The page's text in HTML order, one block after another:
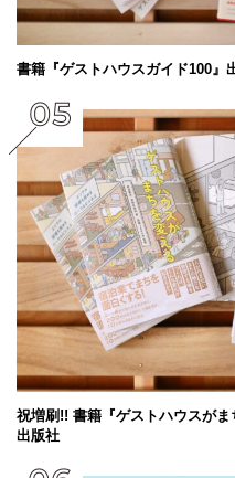
書籍『ゲストハウスガイド100』
祝増刷!! 書籍『ゲストハウスが
出版社